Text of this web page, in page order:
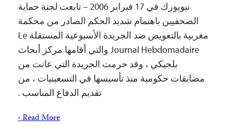
نيويورك في 17 فبراير 2006 – تابعت لجنة حماية
الصحفيين باهتمام شديد الحكم الصادر من محكمة
مغربية بالتعويض ضد الجريدة الأسبوعية المستقلة Le
Journal Hebdomadaire والتي أقامها مركز أبحاث
بلجيكي ، وقد حرمت الجريدة التي عانت من
مضايقات حكومية منذ تأسيسها في التسعينيات ، من
تقديم الدفاع المناسب .
Read More ›